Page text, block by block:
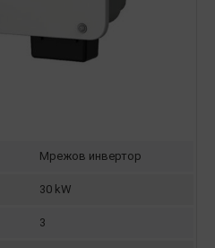
Мрежов инвертор
30 kW
3